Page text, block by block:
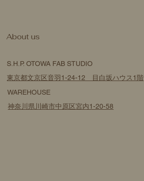
S.H.P. OTOWA FAB STUDIO
東京都文京区音羽1-24-12 目白坂ハウス1階
WAREHOUSE
神奈川県川崎市中原区宮内1-20-58
​About us